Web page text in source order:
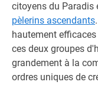
citoyens du Paradis
pèlerins ascendants
hautement
ces deux groupes
grandement à la
ordres uniques de